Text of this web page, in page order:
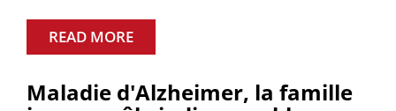
READ MORE
Maladie d'Alzheimer, la famille